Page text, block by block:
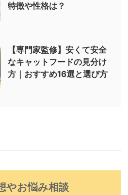
特徴や性格は？
【専門家監修】安くて安全
なキャットフードの見分け
方｜おすすめ16選と選び方
やお悩み相談